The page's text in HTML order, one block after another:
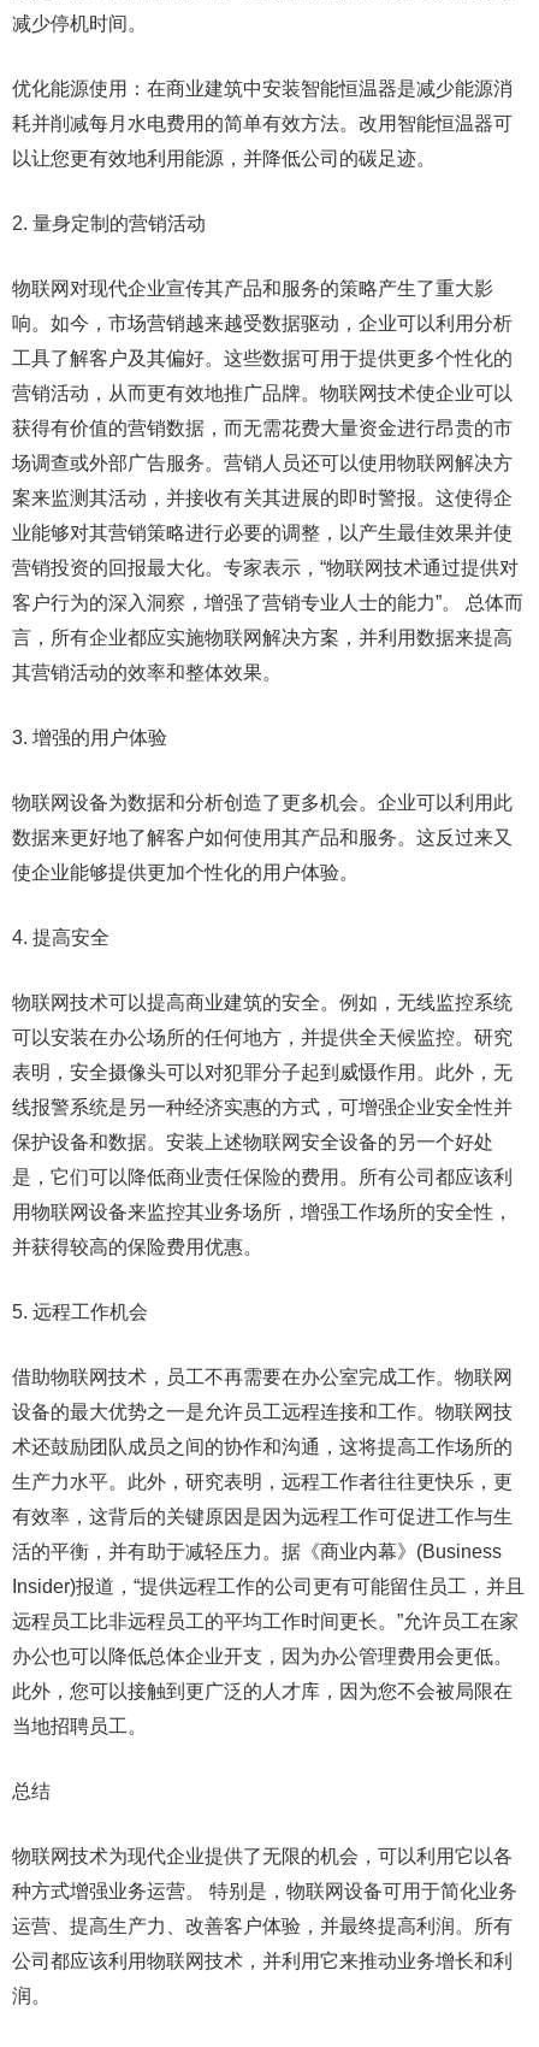
减少停机时间。
优化能源使用：在商业建筑中安装智能恒温器是减少能源消
耗并削减每月水电费用的简单有效方法。改用智能恒温器可
以让您更有效地利用能源，并降低公司的碳足迹。
2. 量身定制的营销活动
物联网对现代企业宣传其产品和服务的策略产生了重大影
响。如今，市场营销越来越受数据驱动，企业可以利用分析
工具了解客户及其偏好。这些数据可用于提供更多个性化的
营销活动，从而更有效地推广品牌。物联网技术使企业可以
获得有价值的营销数据，而无需花费大量资金进行昂贵的市
场调查或外部广告服务。营销人员还可以使用物联网解决方
案来监测其活动，并接收有关其进展的即时警报。这使得企
业能够对其营销策略进行必要的调整，以产生最佳效果并使
营销投资的回报最大化。专家表示，“物联网技术通过提供对
客户行为的深入洞察，增强了营销专业人士的能力”。 总体而
言，所有企业都应实施物联网解决方案，并利用数据来提高
其营销活动的效率和整体效果。
3. 增强的用户体验
物联网设备为数据和分析创造了更多机会。企业可以利用此
数据来更好地了解客户如何使用其产品和服务。这反过来又
使企业能够提供更加个性化的用户体验。
4. 提高安全
物联网技术可以提高商业建筑的安全。例如，无线监控系统
可以安装在办公场所的任何地方，并提供全天候监控。研究
表明，安全摄像头可以对犯罪分子起到威慑作用。此外，无
线报警系统是另一种经济实惠的方式，可增强企业安全性并
保护设备和数据。安装上述物联网安全设备的另一个好处
是，它们可以降低商业责任保险的费用。所有公司都应该利
用物联网设备来监控其业务场所，增强工作场所的安全性，
并获得较高的保险费用优惠。
5. 远程工作机会
借助物联网技术，员工不再需要在办公室完成工作。物联网
设备的最大优势之一是允许员工远程连接和工作。物联网技
术还鼓励团队成员之间的协作和沟通，这将提高工作场所的
生产力水平。此外，研究表明，远程工作者往往更快乐，更
有效率，这背后的关键原因是因为远程工作可促进工作与生
活的平衡，并有助于减轻压力。据《商业内幕》(Business
Insider)报道，“提供远程工作的公司更有可能留住员工，并且
远程员工比非远程员工的平均工作时间更长。”允许员工在家
办公也可以降低总体企业开支，因为办公管理费用会更低。
此外，您可以接触到更广泛的人才库，因为您不会被局限在
当地招聘员工。
总结
物联网技术为现代企业提供了无限的机会，可以利用它以各
种方式增强业务运营。 特别是，物联网设备可用于简化业务
运营、提高生产力、改善客户体验，并最终提高利润。所有
公司都应该利用物联网技术，并利用它来推动业务增长和利
润。